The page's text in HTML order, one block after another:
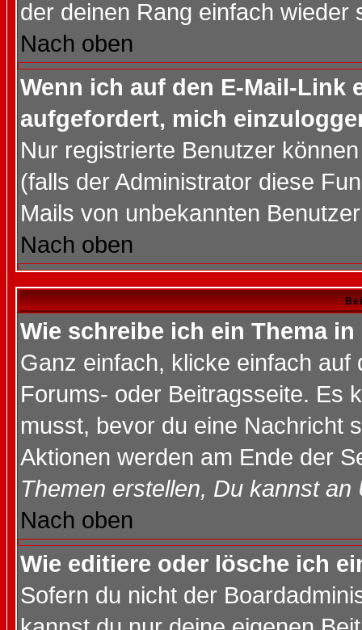
der deinen Rang einfach wieder
Nach oben
Wenn ich auf den E-Mail-Link
aufgefordert, mich
Nur registrierte Benutzer
(falls der Administrator diese
Mails von unbekannten
Nach oben
Wie schreibe ich ein Thema
Ganz einfach, klicke einfach
Forums- oder Beitragsseite. Es
musst, bevor du eine Nachricht
Aktionen werden am Ende der
Themen erstellen, Du kannst
Nach oben
Wie editiere oder lösche ich
Sofern du nicht der